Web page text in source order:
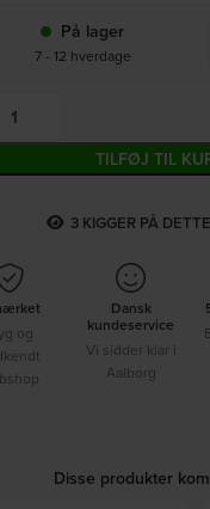
På lager
7 - 12 hverdage
TILFØJ TIL
3KIGGER PÅ
og
Dansk
kundeservice
Vi sidder klar i
Aalborg
Disse produkter